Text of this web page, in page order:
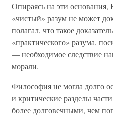
Опираясь на эти
«чистый» разум не может
полагал, что такое
«практического» разума,
— необходимое следствие
морали.
Философия не могла долго
и критические разделы
более долговечными, чем